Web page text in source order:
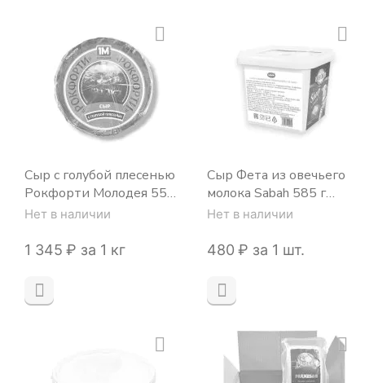
Сыр с голубой плесенью
Рокфорти Молодея 55%
~2,6 кг Беларусь
Нет в наличии
1 345 ₽ за 1 кг
Сыр Фета из овечьего
молока Sabah 585 г
(чистый вес 400 г) Иран
Нет в наличии
‍480‍ ₽ за 1 шт.